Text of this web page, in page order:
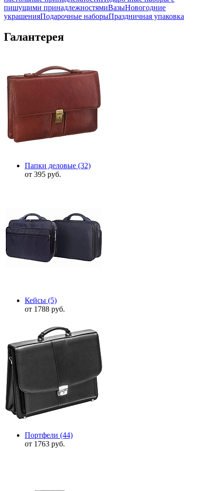
пишущими принадлежностямиВазыНовогодние
украшенияПодарочные наборыПраздничная упаковка
Галантерея
Папки деловые (32)
от 395 руб.
Кейсы (5)
от 1788 руб.
Портфели (44)
от 1763 руб.